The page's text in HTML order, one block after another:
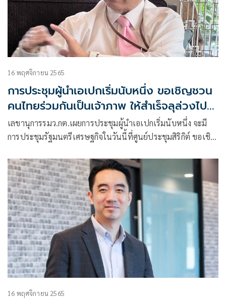
16 พฤศจิกายน 2565
การประชุมผู้นำเอเปกเริ่มนับหนึ่ง ขอเชิญชวน
คนไทยร่วมกันเป็นเจ้าภาพ ให้สำเร็จลุล่วงไป
ด้วยดี
เลขานุการรมว.กต.เผยการประชุมผู้นำเอเปกเริ่มนับหนึ่ง จะมี
การประชุมรัฐมนตรีเศรษฐกิจในวันนี้ที่ศูนย์ประชุมสิริกิต์ ขอเชิญ
ด้วยดี
16 พฤศจิกายน 2565